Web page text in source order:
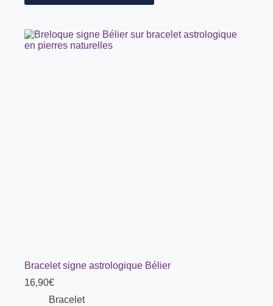
Bracelet signe astrologique Bélier
16,90€
Bracelet